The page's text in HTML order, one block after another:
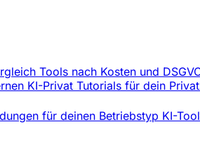
Tools nach Kosten und
KI-Privat Tutorials für dein
für deinen Betriebstyp KI-